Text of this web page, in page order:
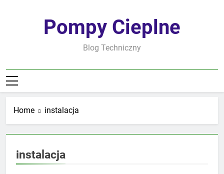
Pompy Cieplne
Blog Techniczny
Home instalacja
instalacja